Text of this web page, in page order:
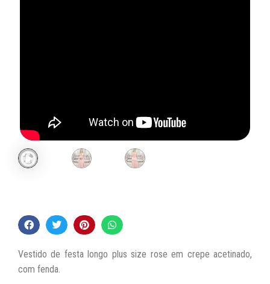
Vestido de festa longo plus size rose em crepe acetinado,
com fenda.